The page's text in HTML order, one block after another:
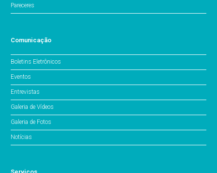
Pareceres
Comunicação
Boletins Eletrônicos
Eventos
Entrevistas
Galeria de Vídeos
Galeria de Fotos
Notícias